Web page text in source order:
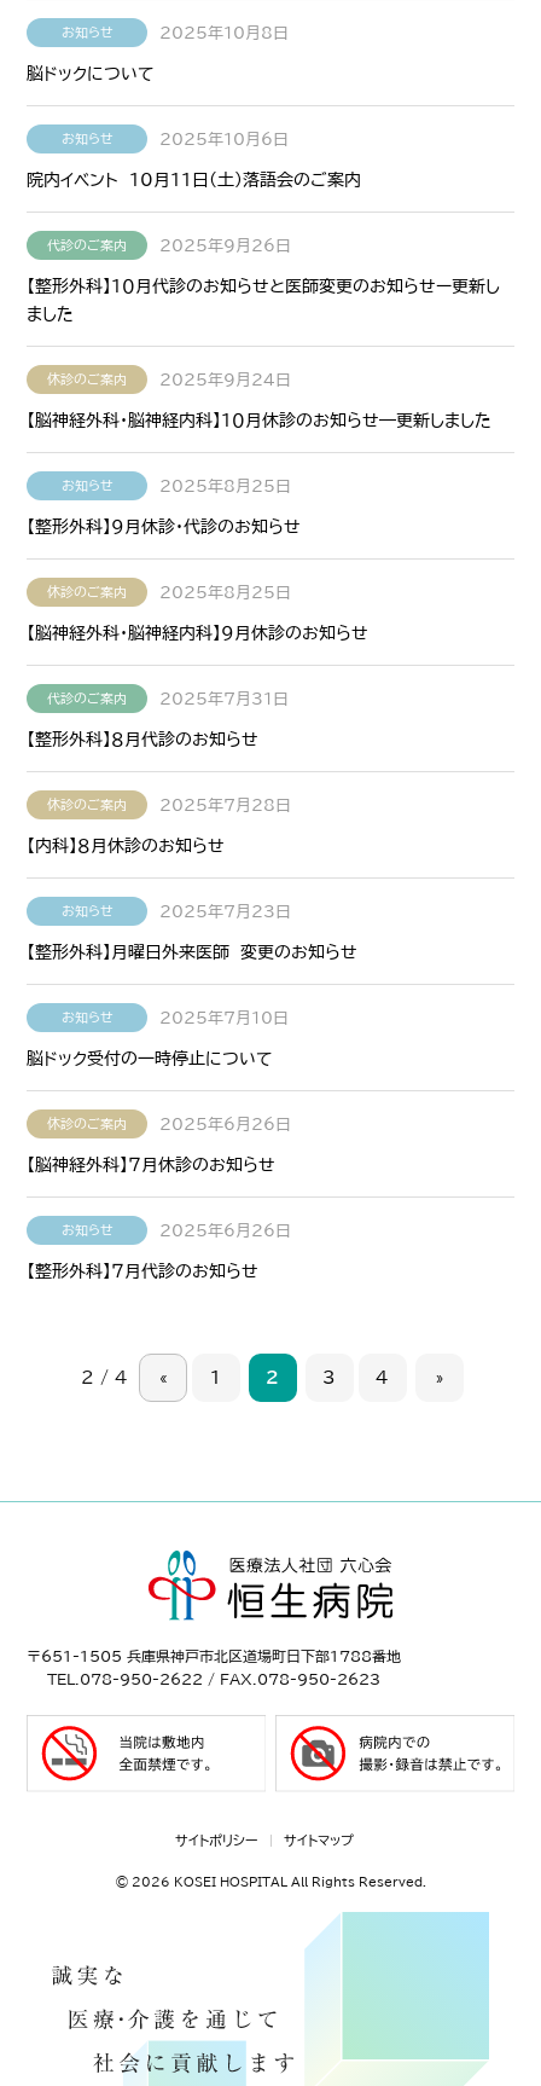
お知らせ 2025年10月8日
脳ドックについて
お知らせ 2025年10月6日
院内イベント 10月11日(土)落語会のご案内
代診のご案内 2025年9月26日
【整形外科】１０月代診のお知らせと医師変更のお知らせー更新し
ました
休診のご案内 2025年9月24日
【脳神経外科・脳神経内科】１０月休診のお知らせ―更新しました
お知らせ 2025年8月25日
【整形外科】９月休診・代診のお知らせ
休診のご案内 2025年8月25日
【脳神経外科・脳神経内科】９月休診のお知らせ
代診のご案内 2025年7月31日
【整形外科】８月代診のお知らせ
休診のご案内 2025年7月28日
【内科】８月休診のお知らせ
お知らせ 2025年7月23日
【整形外科】月曜日外来医師 変更のお知らせ
お知らせ 2025年7月10日
脳ドック受付の一時停止について
休診のご案内 2025年6月26日
【脳神経外科】７月休診のお知らせ
お知らせ 2025年6月26日
【整形外科】７月代診のお知らせ
2 / 4 « 1 2 3 4 »
〒651-1505 兵庫県神戸市北区道場町日下部1788番地
TEL.078-950-2622 / FAX.078-950-2623
サイトポリシー サイトマップ
© 2026 KOSEI HOSPITAL All Rights Reserved.